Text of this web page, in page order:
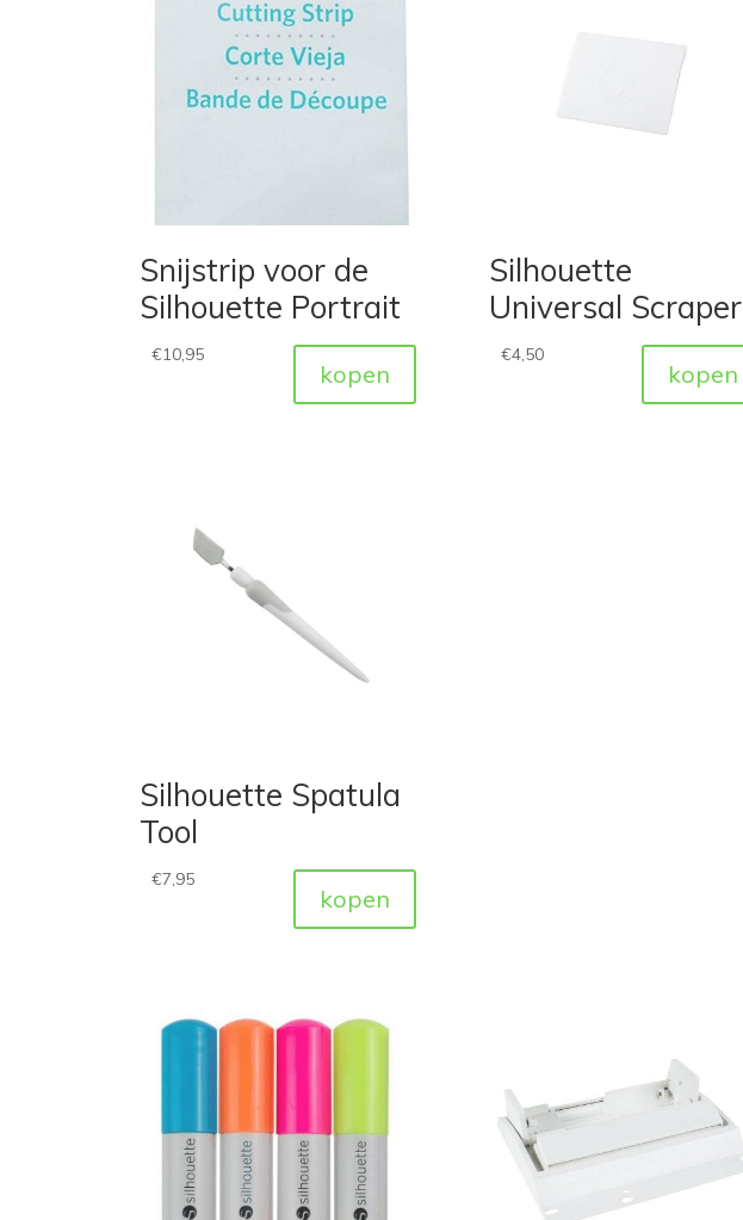
Snijstrip voor de
Silhouette Portrait
€10,95
kopen
Silhouette
Universal Scraper
€4,50
kopen
Silhouette Spatula
Tool
€7,95
kopen